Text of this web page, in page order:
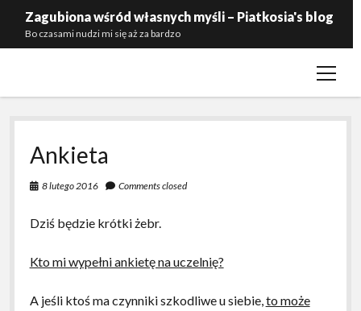
Zagubiona wśród własnych myśli – Piatkosia's blog
Bo czasami nudzi mi się aż za bardzo
open
Ankieta
8 lutego 2016 Comments closed
Dziś będzie krótki żebr.
Kto mi wypełni ankietę na uczelnię?
A jeśli ktoś ma czynniki szkodliwe u siebie,to może